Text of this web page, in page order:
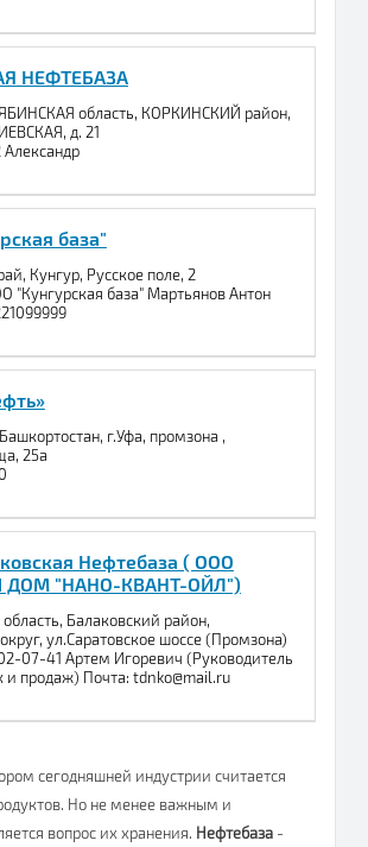
НЕФТЕБАЗА
область, КОРКИНСКИЙ район,
д. 21
Александр
база"
Кунгур, Русское поле, 2
"Кунгурская база" Мартьянов Антон
г.Уфа, промзона ,
25а
Нефтебаза ( ООО
ДОМ "НАНО-КВАНТ-ОЙЛ")
Балаковский район,
ул.Саратовское шоссе (Промзона)
07-41 Артем Игоревич (Руководитель
и продаж) Почта: tdnko@mail.ru
сегодняшней индустрии считается
Но не менее важным и
вопрос их хранения. Нефтебаза-